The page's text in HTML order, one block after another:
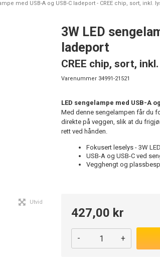
med USB-A og USB-C ladeport - CREE chip, sort, inkl.
Utvid
3W LED
ladeport
CREE chip, sort,
Varenummer 34991-21521
LED sengelampe med USB-A
Med denne sengelampen får du
direkte på veggen, slik at du
rett ved hånden.
Fokusert leselys - 3W
USB-A og USB-C ved
Vegghengt og
427,00 kr
- +